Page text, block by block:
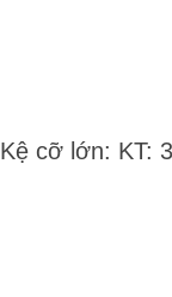
Kệ cỡ lớn: KT: